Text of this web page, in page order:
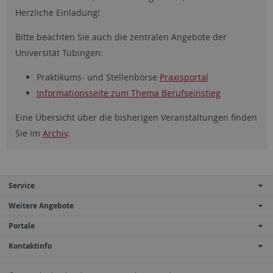
Herzliche Einladung!
Bitte beachten Sie auch die zentralen Angebote der
Universität Tübingen:
Praktikums- und Stellenbörse Praxisportal
Informationsseite zum Thema Berufseinstieg
Eine Übersicht über die bisherigen Veranstaltungen finden
Sie im Archiv.
Service
Weitere Angebote
Portale
Kontaktinfo